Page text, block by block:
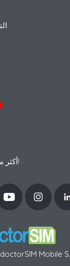
أكثر من 25,000 تقييم حقيقي!
Mobile